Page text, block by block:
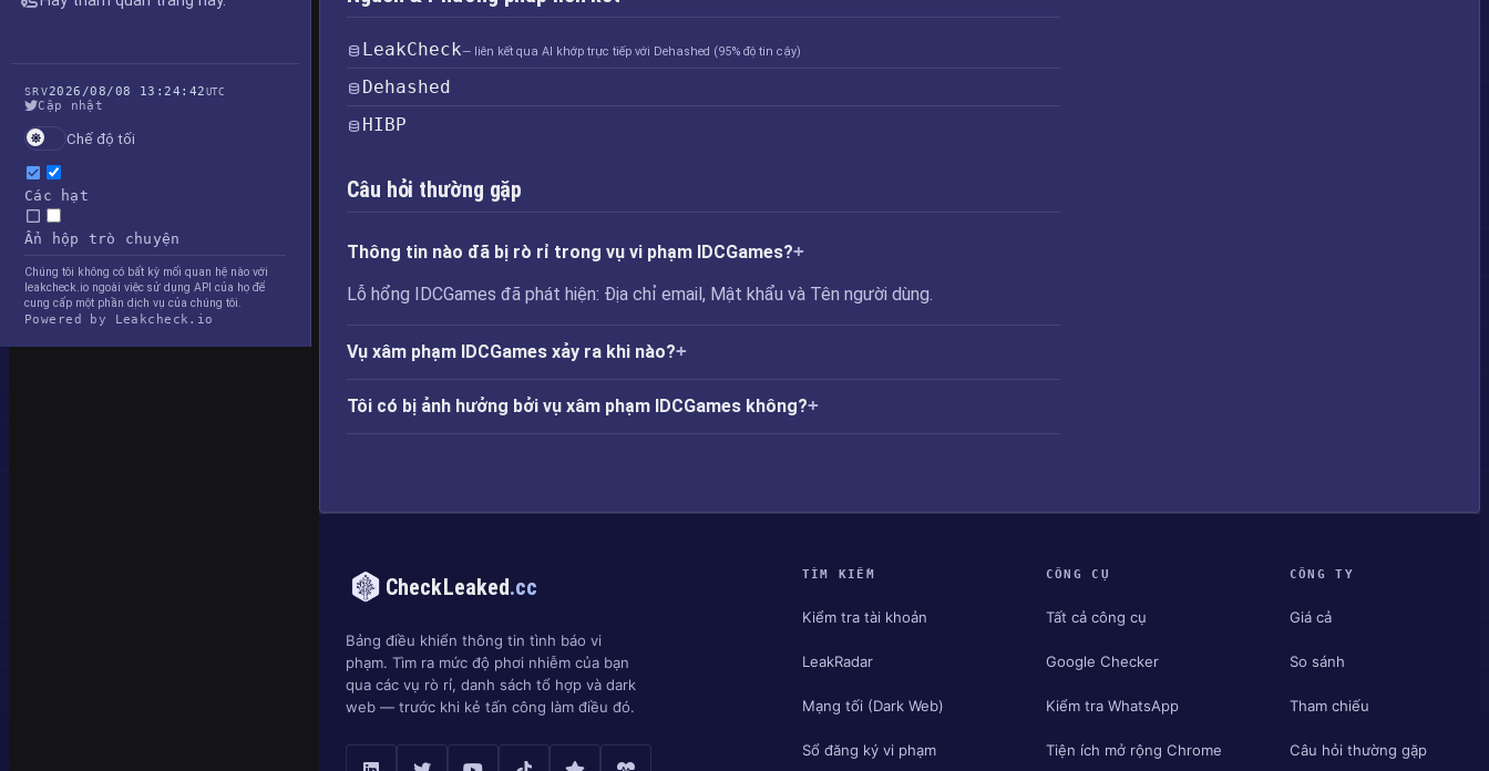
SRV2026/08/08 13:24:42UTC
Cập nhật
Chế độ tối
Các hạt
Ẩn hộp trò chuyện
Chúng tôi không có bất kỳ mối quan hệ nào với
leakcheck.io ngoài việc sử dụng API của họ để
cung cấp một phần dịch vụ của chúng tôi.
Powered by Leakcheck.io
LeakCheck— liên kết qua AI khớp trực tiếp với Dehashed (95% độ tin cậy)
Dehashed
HIBP
Câu hỏi thường gặp
Thông tin nào đã bị rò rỉ trong vụ vi phạm IDCGames?
Lỗ hổng IDCGames đã phát hiện: Địa chỉ email, Mật khẩu và Tên người dùng.
Vụ xâm phạm IDCGames xảy ra khi nào?
Tôi có bị ảnh hưởng bởi vụ xâm phạm IDCGames không?
CheckLeaked.cc
Bảng điều khiển thông tin tình báo vi
phạm. Tìm ra mức độ phơi nhiễm của bạn
qua các vụ rò rỉ, danh sách tổ hợp và dark
web — trước khi kẻ tấn công làm điều đó.
TÌM KIẾM
Kiểm tra tài khoản
LeakRadar
Mạng tối (Dark Web)
Sổ đăng ký vi phạm
CÔNG CỤ
Tất cả công cụ
Google Checker
Kiểm tra WhatsApp
Tiện ích mở rộng Chrome
CÔNG TY
Giá cả
So sánh
Tham chiếu
Câu hỏi thường gặp